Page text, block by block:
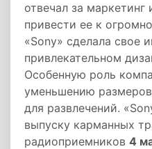
отвечал за
привести ее к
«Sony» сделала свое
привлекательном
Особенную роль
уменьшению
для развлечений.
выпуску карманных
радиоприемников 4